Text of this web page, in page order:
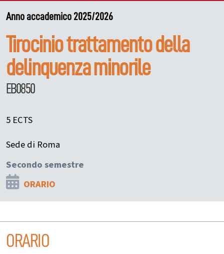
Anno accademico 2025/2026
Tirocinio trattamento della
delinquenza minorile
EB0850
5 ECTS
Sede di Roma
Secondo semestre
ORARIO
ORARIO